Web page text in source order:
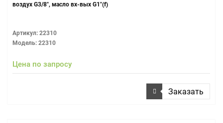
воздух G3/8", масло вх-вых G1"(f)
Артикул: 22310
Модель: 22310
Цена по запросу
Заказать